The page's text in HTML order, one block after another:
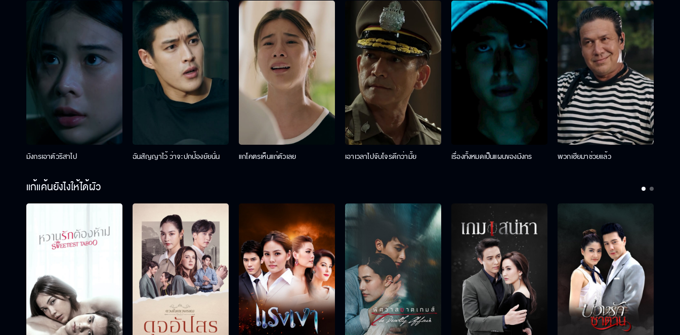
มังกรเอาตัวริสาไป ฉันสัญญาไว้ ว่าจะปกป้องยัยนั่น แกโคตรเห็นแก่ตัวเลย เอาเวลาไปจับโจรดีกว่ามั้ย เรื่องทั้งหมดเป็นแผนของมังกร พวกเฮียมาช่วยแล้ว
แก้แค้นยังไงให้ได้ผัว